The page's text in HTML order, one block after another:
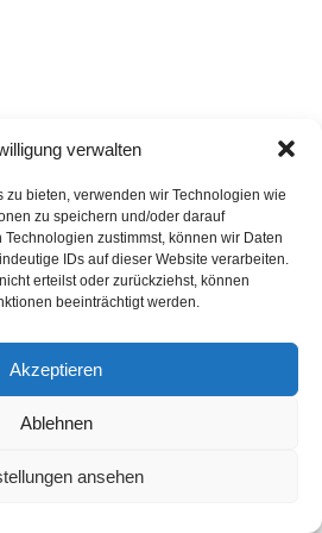
verwalten
zu bieten, verwenden wir Technologien wie
zu speichern und/oder darauf
zustimmst, können wir Daten
IDs auf dieser Website verarbeiten.
erteilst oder zurückziehst, können
beeinträchtigt werden.
Akzeptieren
Ablehnen
ansehen